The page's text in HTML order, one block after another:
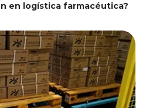
en logística farmacéutica?